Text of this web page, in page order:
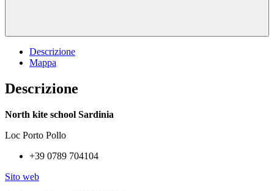
Descrizione
Mappa
Descrizione
North kite school Sardinia
Loc Porto Pollo
+39 0789 704104
Sito web